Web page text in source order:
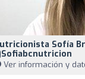
Sofía
Ver información y